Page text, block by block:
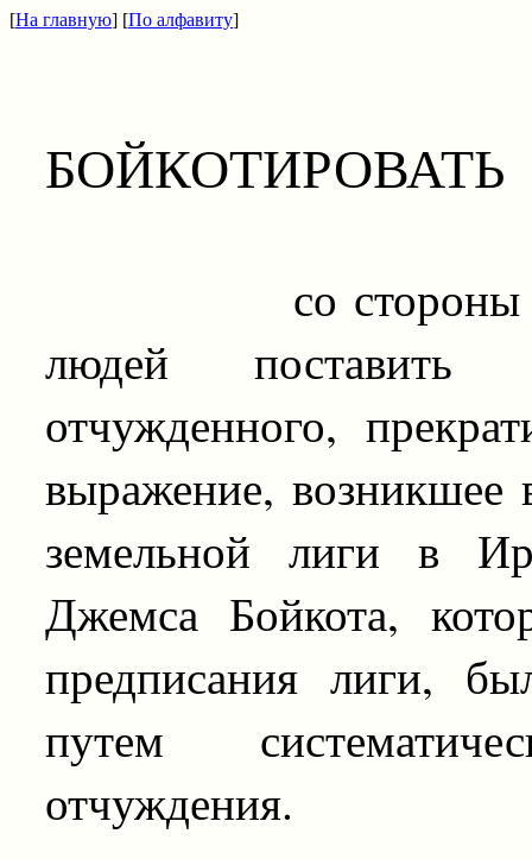
[На главную] [По алфавиту]
БОЙКОТИРОВАТЬ
со стороны
людей поставить
отчужденного,
выражение, возникшее
земельной лиги в
Джемса Бойкота,
предписания лиги,
путем
отчуждения.